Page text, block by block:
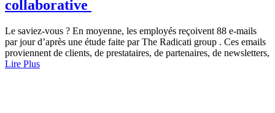
collaborative
Le saviez-vous ? En moyenne, les employés reçoivent 88 e-mails
par jour d’après une étude faite par The Radicati group . Ces emails
proviennent de clients, de prestataires, de partenaires, de newsletters,
Lire Plus